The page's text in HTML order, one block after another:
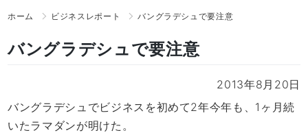
ホーム ビジネスレポート バングラデシュで要注意
バングラデシュで要注意
2013年8月20日
バングラデシュでビジネスを初めて2年今年も、1ヶ月続
いたラマダンが明けた。